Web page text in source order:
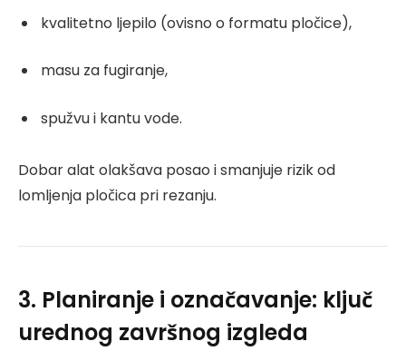
kvalitetno ljepilo (ovisno o formatu pločice),
masu za fugiranje,
spužvu i kantu vode.
Dobar alat olakšava posao i smanjuje rizik od
lomljenja pločica pri rezanju.
3. Planiranje i označavanje: ključ
urednog završnog izgleda